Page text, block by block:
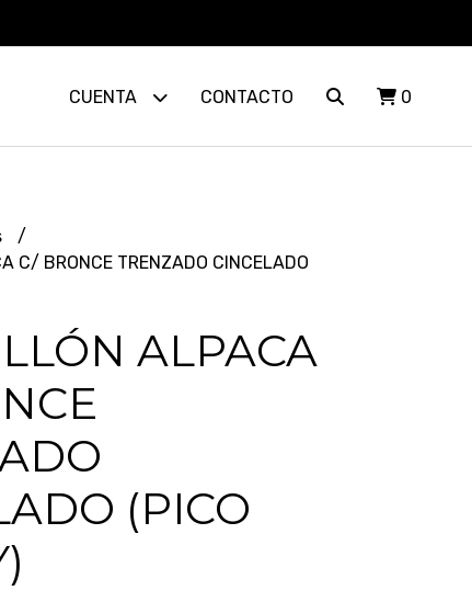
CUENTA CONTACTO 0
C/ BRONCE TRENZADO CINCELADO
ALPACA
(PICO